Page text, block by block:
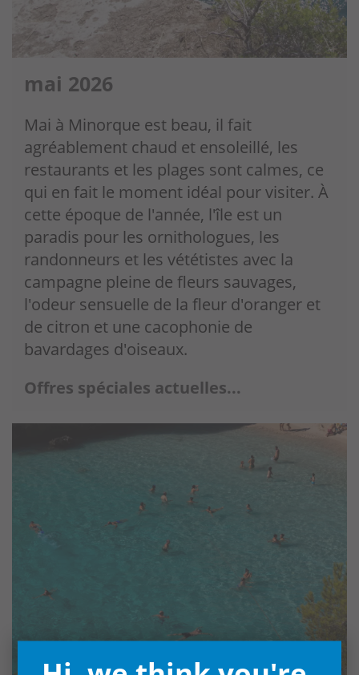
mai 2026
Mai à Minorque est beau, il fait
agréablement chaud et ensoleillé, les
restaurants et les plages sont calmes, ce
qui en fait le moment idéal pour visiter. À
cette époque de l'année, l'île est un
paradis pour les ornithologues, les
randonneurs et les vététistes avec la
campagne pleine de fleurs sauvages,
l'odeur sensuelle de la fleur d'oranger et
de citron et une cacophonie de
bavardages d'oiseaux.
Offres spéciales actuelles...